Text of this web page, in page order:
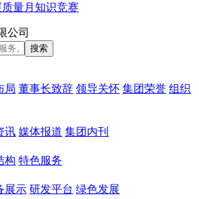
量月知识竞赛
局 董事长致辞 领导关怀 集团荣誉 组织
讯 媒体报道 集团内刊
构 特色服务
展示 研发平台 绿色发展